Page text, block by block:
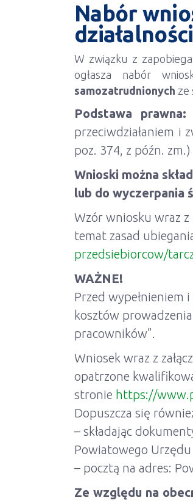
Nabór
W związku z
ogłasza nabór
samozatrudnionych ze
Podstawa prawna:
przeciwdziałaniem i
poz. 374, z późn. zm.)
Wnioski można
lub do wyczerpania
Wzór wniosku wraz z
temat zasad
przedsiebiorcow/
WAŻNE!
Przed wypełnieniem
kosztów
pracowników”.
Wniosek wraz z
opatrzone
stronie https://
Dopuszcza się
– składając
Powiatowego
– pocztą na adres:
Ze względu na